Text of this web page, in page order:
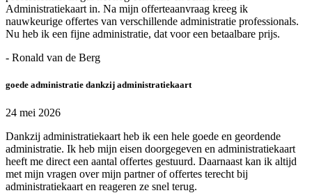
Administratiekaart in. Na mijn offerteaanvraag kreeg ik
nauwkeurige offertes van verschillende administratie professionals.
Nu heb ik een fijne administratie, dat voor een betaalbare prijs.
- Ronald van de Berg
goede administratie dankzij administratiekaart
24 mei 2026
Dankzij administratiekaart heb ik een hele goede en geordende
administratie. Ik heb mijn eisen doorgegeven en administratiekaart
heeft me direct een aantal offertes gestuurd. Daarnaast kan ik altijd
met mijn vragen over mijn partner of offertes terecht bij
administratiekaart en reageren ze snel terug.